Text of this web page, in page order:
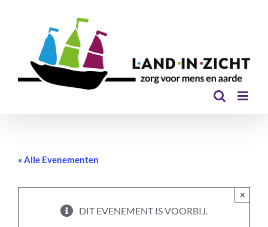
« Alle Evenementen
DIT EVENEMENT IS VOORBIJ.
×